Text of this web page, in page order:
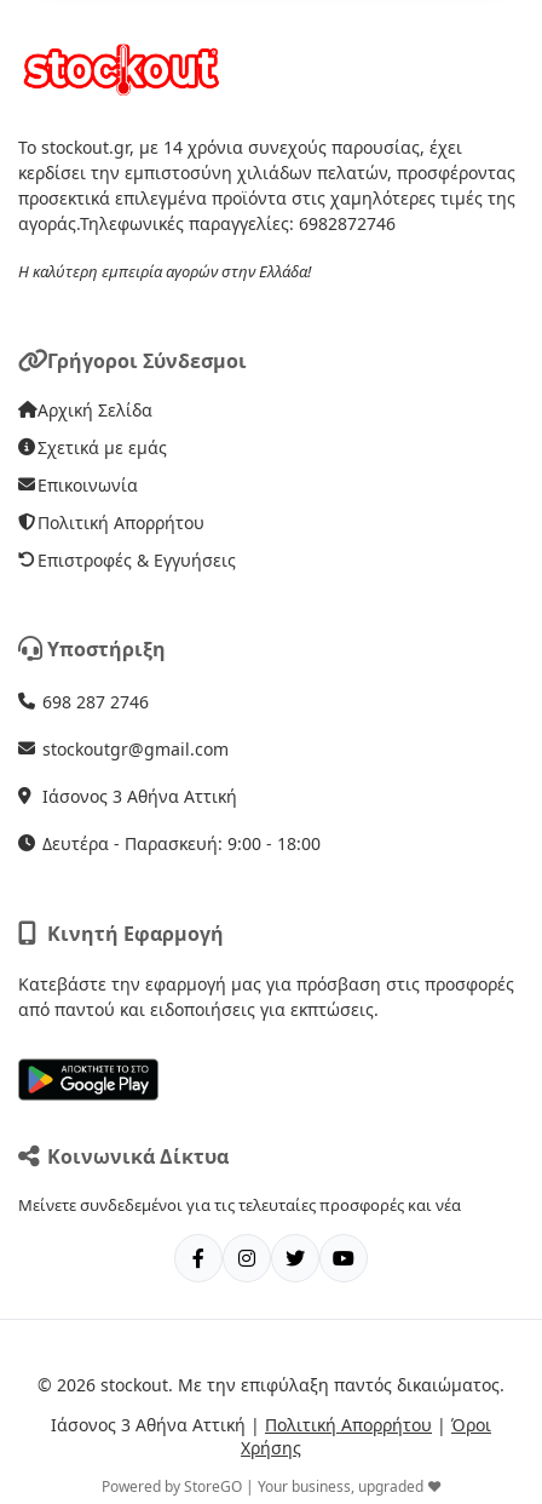
Το stockout.gr, με 14 χρόνια συνεχούς παρουσίας, έχει
κερδίσει την εμπιστοσύνη χιλιάδων πελατών, προσφέροντας
προσεκτικά επιλεγμένα προϊόντα στις χαμηλότερες τιμές της
αγοράς.Τηλεφωνικές παραγγελίες: 6982872746
Η καλύτερη εμπειρία αγορών στην Ελλάδα!
Γρήγοροι Σύνδεσμοι
Αρχική Σελίδα
Σχετικά με εμάς
Επικοινωνία
Πολιτική Απορρήτου
Επιστροφές & Εγγυήσεις
Υποστήριξη
698 287 2746
stockoutgr@gmail.com
Ιάσονος 3 Αθήνα Αττική
Δευτέρα - Παρασκευή: 9:00 - 18:00
Κινητή Εφαρμογή
Κατεβάστε την εφαρμογή μας για πρόσβαση στις προσφορές
από παντού και ειδοποιήσεις για εκπτώσεις.
Κοινωνικά Δίκτυα
Μείνετε συνδεδεμένοι για τις τελευταίες προσφορές και νέα
© 2026 stockout. Με την επιφύλαξη παντός δικαιώματος.
Ιάσονος 3 Αθήνα Αττική | Πολιτική Απορρήτου | Όροι
Χρήσης
Powered by StoreGO | Your business, upgraded ❤️